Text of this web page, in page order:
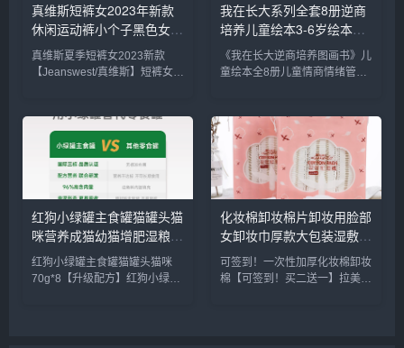
真维斯短裤女2023年新款
休闲运动裤小个子黑色女裤
夏季薄款裤子C_女装/女士
精品
真维斯夏季短裤女2023新款
【Jeanswest/真维斯】短裤女
宝藏神裤，自带酷酷的时髦味，
小粗腿救星~采用环保印染工
艺，水洗不掉色，不缩水！...
我在长大系列全套8册逆商
培养儿童绘本3-6岁绘本阅
读幼儿园中班大班儿童书籍
儿童情绪管理与逆商培养绘
《我在长大逆商培养图画书》儿
童绘本全8册儿童情商情绪管
全彩印刷，插图精美，专为0-9
岁学前幼儿园宝贝贴心设计，宝
妈必备睡前故事书，把握孩子成
长关键...
红狗小绿罐主食罐猫罐头猫
咪营养成猫幼猫增肥湿粮零
食70g*8_宠物/宠物食品及
用品
红狗小绿罐主食罐猫罐头猫咪
70g*8【升级配方】红狗小绿罐
化妆棉卸妆棉片卸妆用脸部
女卸妆巾厚款大包装湿敷棉
专用拍爽肤水_彩妆/香水/
美妆工具
可签到！一次性加厚化妆棉卸妆
棉【可签到！买二送一】拉美拉